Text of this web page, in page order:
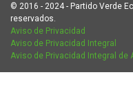
© 2016 - 2024 - Partido Verde
reservados.
Aviso de Privacidad
Aviso de Privacidad Integral
Aviso de Privacidad Integral de